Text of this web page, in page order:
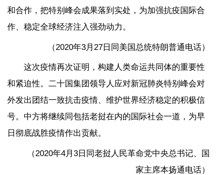
和合作，把特别峰会成果落到实处，为加强抗疫国际合
作、稳定全球经济注入强劲动力。
（2020年3月27日同美国总统特朗普通电话）
这次疫情再次证明，构建人类命运共同体的重要性
和紧迫性。二十国集团领导人应对新冠肺炎特别峰会对
外发出团结一致抗击疫情、维护世界经济稳定的积极信
号。中方将继续同包括老挝在内的国际社会一道，为早
日彻底战胜疫情作出贡献。
（2020年4月3日同老挝人民革命党中央总书记、国
家主席本扬通电话）